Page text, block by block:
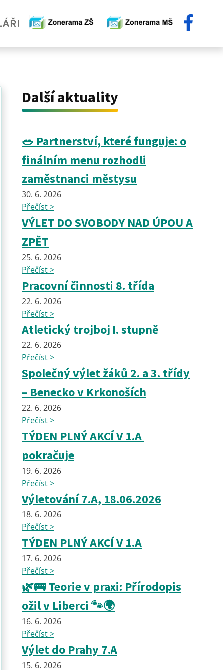
Další aktuality
🥗 Partnerství, které funguje: o
finálním menu rozhodli
zaměstnanci městysu
30. 6. 2026
Přečíst >
VÝLET DO SVOBODY NAD ÚPOU A
ZPĚT
25. 6. 2026
Přečíst >
Pracovní činnosti 8. třída
22. 6. 2026
Přečíst >
Atletický trojboj I. stupně
22. 6. 2026
Přečíst >
Společný výlet žáků 2. a 3. třídy
– Benecko v Krkonoších
22. 6. 2026
Přečíst >
TÝDEN PLNÝ AKCÍ V 1.A
pokračuje
19. 6. 2026
Přečíst >
Výletování 7.A, 18.06.2026
18. 6. 2026
Přečíst >
TÝDEN PLNÝ AKCÍ V 1.A
17. 6. 2026
Přečíst >
🌿🚌 Teorie v praxi: Přírodopis
ožil v Liberci 🐾🌍
16. 6. 2026
Přečíst >
Výlet do Prahy 7.A
15. 6. 2026